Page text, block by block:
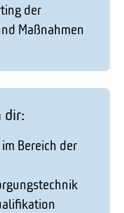
der
Maßnahmen
dir:
Bereich der